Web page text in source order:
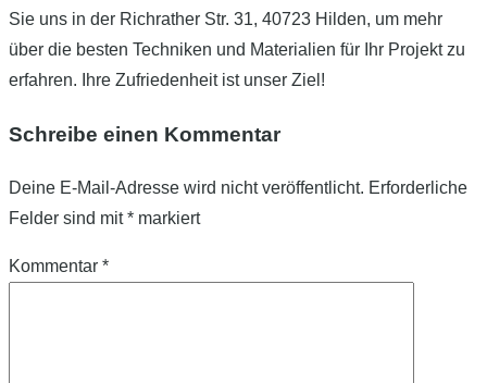
Sie uns in der Richrather Str. 31, 40723 Hilden, um mehr
über die besten Techniken und Materialien für Ihr Projekt zu
erfahren. Ihre Zufriedenheit ist unser Ziel!
Schreibe einen Kommentar
Deine E-Mail-Adresse wird nicht veröffentlicht. Erforderliche
Felder sind mit* markiert
Kommentar *